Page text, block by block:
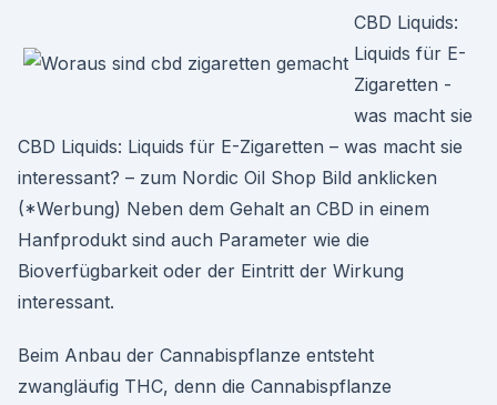
CBD Liquids:
Liquids für E-
Zigaretten -
was macht sie
CBD Liquids: Liquids für E-Zigaretten – was macht sie
interessant? – zum Nordic Oil Shop Bild anklicken
(*Werbung) Neben dem Gehalt an CBD in einem
Hanfprodukt sind auch Parameter wie die
Bioverfügbarkeit oder der Eintritt der Wirkung
interessant.
Beim Anbau der Cannabispflanze entsteht
zwangläufig THC, denn die Cannabispflanze